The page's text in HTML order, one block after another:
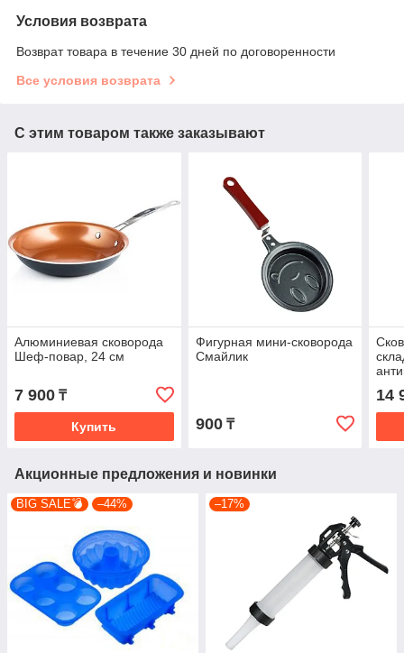
Условия возврата
Возврат товара в течение 30 дней по договоренности
Все условия возврата
С этим товаром также заказывают
Алюминиевая сковорода
Шеф-повар, 24 см
7 900 ₸
Купить
Фигурная мини-сковорода
Смайлик
900₸
14
Акционные предложения и новинки
BIG SALE💣 –44% –17%